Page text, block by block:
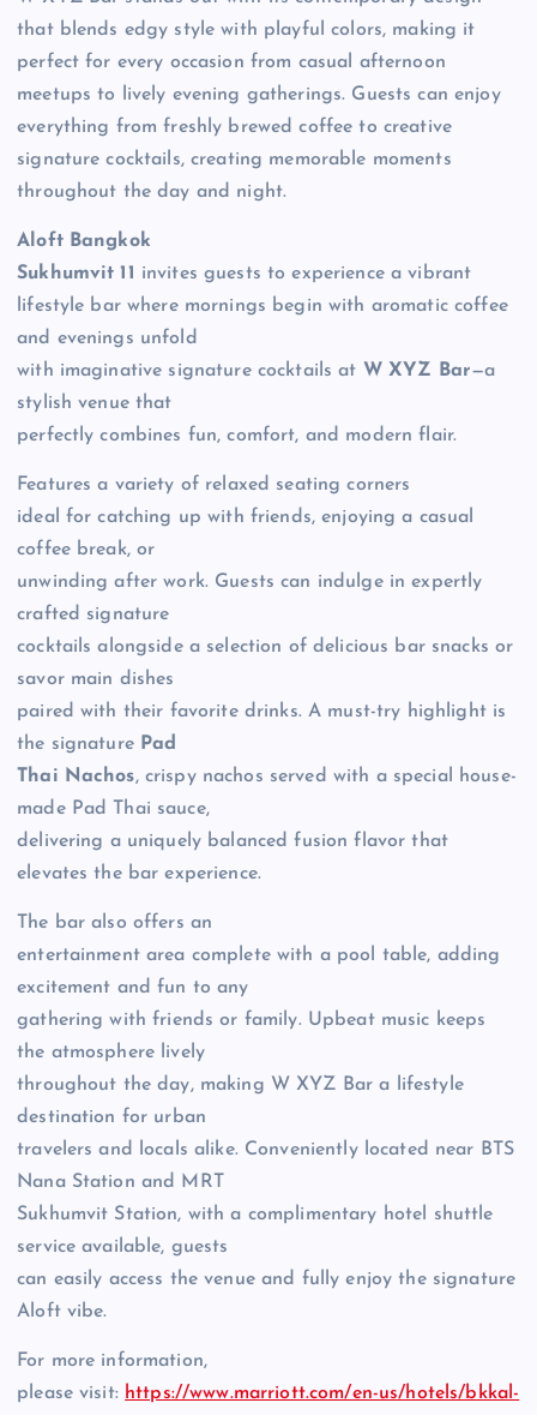
that blends edgy style with playful colors, making it
perfect for every occasion from casual afternoon
meetups to lively evening gatherings. Guests can enjoy
everything from freshly brewed coffee to creative
signature cocktails, creating memorable moments
throughout the day and night.
Aloft Bangkok
Sukhumvit 11
invites guests to experience a vibrant
lifestyle bar where mornings begin with aromatic coffee
and evenings unfold
with imaginative signature cocktails at W XYZ Bar—a
stylish venue that
perfectly combines fun, comfort, and modern flair.
Features a variety of relaxed seating corners
ideal for catching up with friends, enjoying a casual
coffee break, or
unwinding after work. Guests can indulge in expertly
crafted signature
cocktails alongside a selection of delicious bar snacks or
savor main dishes
paired with their favorite drinks. A must-try highlight is
the signature Pad
Thai Nachos, crispy nachos served with a special house-
made Pad Thai sauce,
delivering a uniquely balanced fusion flavor that
elevates the bar experience.
The bar also offers an
entertainment area complete with a pool table, adding
excitement and fun to any
gathering with friends or family. Upbeat music keeps
the atmosphere lively
throughout the day, making W XYZ Bar a lifestyle
destination for urban
travelers and locals alike. Conveniently located near BTS
Nana Station and MRT
Sukhumvit Station, with a complimentary hotel shuttle
service available, guests
can easily access the venue and fully enjoy the signature
Aloft vibe.
For more information,
please visit: https://www.marriott.com/en-us/hotels/bkkal-